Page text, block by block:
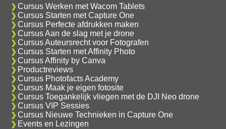
Cursus Werken met Wacom Tablets
Cursus Starten met Capture One
Cursus Perfecte afdrukken maken
Cursus Aan de slag met je drone
Cursus Auteursrecht voor Fotografen
Cursus Starten met Affinity Photo
Cursus Affinity by Canva
Productreviews
Cursus Photofacts Academy
Cursus Maak je eigen fotosite
Cursus Toegankelijk vliegen met de DJI Neo drone
Cursus VIP Sessies
Cursus Nieuwe Technieken in Capture One
Events en Lezingen